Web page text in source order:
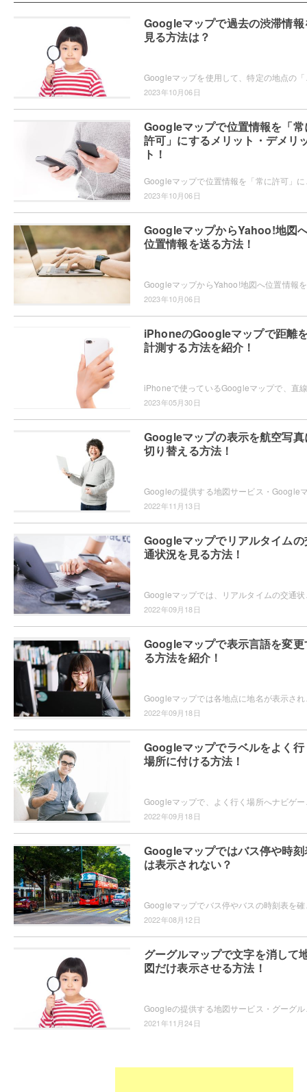
Googleマップで過去の渋滞情報
見る方法は？
2023年10月06日
Googleマップで位置情報を「常
許可」にするメリット・デメリ
ト！
2023年10月06日
GoogleマップからYahoo!地図
位置情報を送る方法！
2023年10月06日
iPhoneのGoogleマップで距離
計測する方法を紹介！
2023年05月30日
Googleマップの表示を航空写真
切り替える方法！
2022年11月13日
Googleマップでリアルタイムの
通状況を見る方法！
2022年09月18日
Googleマップで表示言語を変更
る方法を紹介！
2022年09月18日
Googleマップでラベルをよく行
場所に付ける方法！
2022年09月18日
Googleマップではバス停や時刻
は表示されない？
2022年08月12日
グーグルマップで文字を消して
図だけ表示させる方法！
2021年11月24日